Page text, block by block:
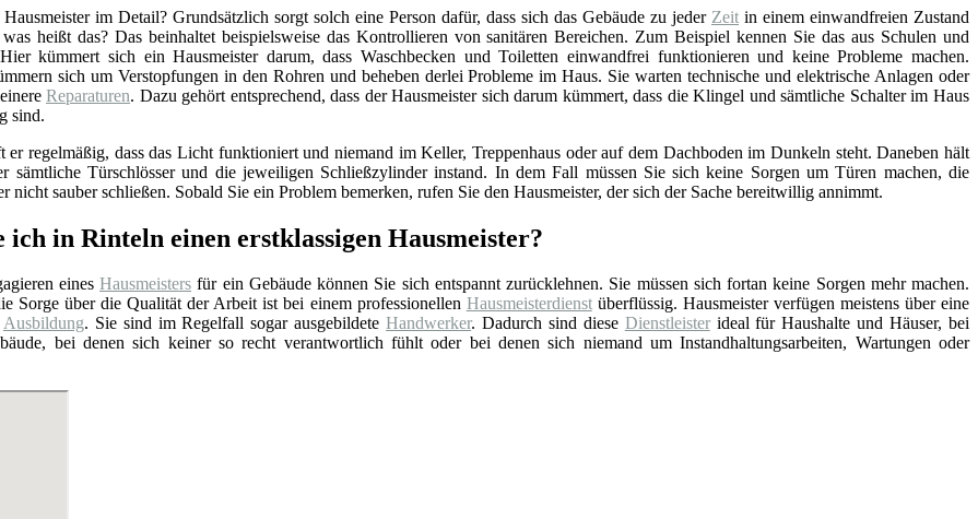
im Detail? Grundsätzlich sorgt solch eine Person dafür, dass sich das Gebäude zu jeder Zeit in einem einwandfreien Zustand
heißt das? Das beinhaltet beispielsweise das Kontrollieren von sanitären Bereichen. Zum Beispiel kennen Sie das aus Schulen und
kümmert sich ein Hausmeister darum, dass Waschbecken und Toiletten einwandfrei funktionieren und keine Probleme machen.
sich um Verstopfungen in den Rohren und beheben derlei Probleme im Haus. Sie warten technische und elektrische Anlagen oder
Reparaturen. Dazu gehört entsprechend, dass der Hausmeister sich darum kümmert, dass die Klingel und sämtliche Schalter im Haus
sind.
er regelmäßig, dass das Licht funktioniert und niemand im Keller, Treppenhaus oder auf dem Dachboden im Dunkeln steht. Daneben hält
sämtliche Türschlösser und die jeweiligen Schließzylinder instand. In dem Fall müssen Sie sich keine Sorgen um Türen machen, die
nicht sauber schließen. Sobald Sie ein Problem bemerken, rufen Sie den Hausmeister, der sich der Sache bereitwillig annimmt.
ich in Rinteln einen erstklassigen Hausmeister?
eines Hausmeisters für ein Gebäude können Sie sich entspannt zurücklehnen. Sie müssen sich fortan keine Sorgen mehr machen.
Sorge über die Qualität der Arbeit ist bei einem professionellen Hausmeisterdienstüberflüssig. Hausmeister verfügen meistens über eine
Ausbildung. Sie sind im Regelfall sogar ausgebildeteHandwerker. Dadurch sind diese Dienstleisterideal für Haushalte und Häuser, bei
bei denen sich keiner so recht verantwortlich fühlt oder bei denen sich niemand um Instandhaltungsarbeiten, Wartungen oder